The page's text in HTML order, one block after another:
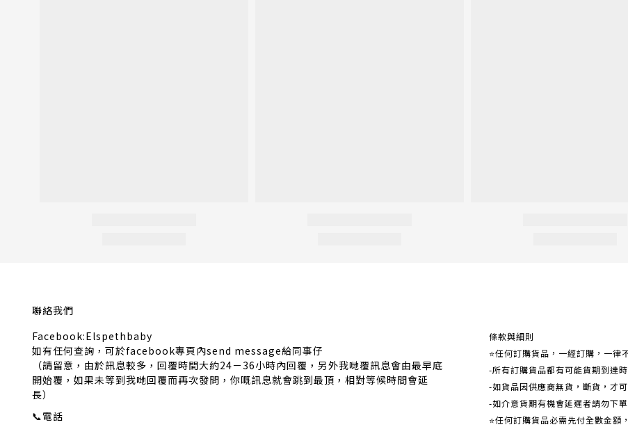
聯絡我們
Facebook:Elspethbaby
如有任何查詢，可於facebook專頁內send message給同事仔
（請留意，由於訊息較多，回覆時間大約24－36小時內回覆，另外我哋覆訊息會由最早底
開始覆，如果未等到我哋回覆而再次發問，你嘅訊息就會跳到最頂，相對等候時間會延
長）
📞電話
條款與細則
⭐任何訂購貨品，一經訂購，一律
-所有訂購貨品都有可能貨期到達
-如貨品因供應商無貨，斷貨，才
-如介意貨期有機會延遲者請勿下單
⭐任何訂購貨品必需先付全數金